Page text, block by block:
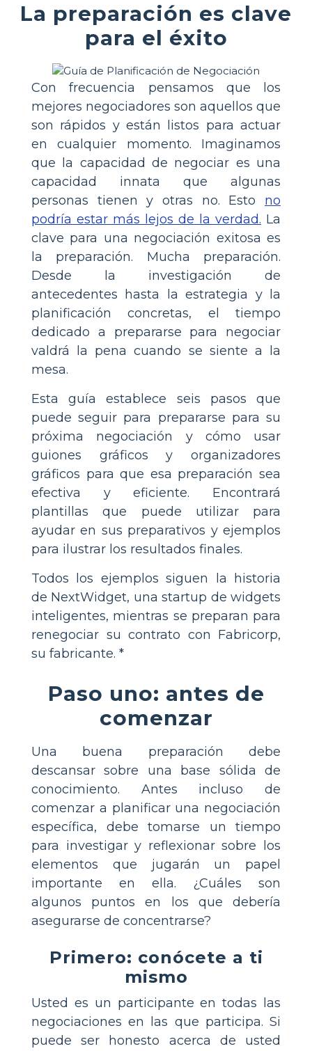
La preparación es clave
para el éxito
Con frecuencia pensamos que los
mejores negociadores son aquellos que
son rápidos y están listos para actuar
en cualquier momento. Imaginamos
que la capacidad de negociar es una
capacidad innata que algunas
personas tienen y otras no. Esto no
podría estar más lejos de la verdad. La
clave para una negociación exitosa es
la preparación. Mucha preparación.
Desde la investigación de
antecedentes hasta la estrategia y la
planificación concretas, el tiempo
dedicado a prepararse para negociar
valdrá la pena cuando se siente a la
mesa.
Esta guía establece seis pasos que
puede seguir para prepararse para su
próxima negociación y cómo usar
guiones gráficos y organizadores
gráficos para que esa preparación sea
efectiva y eficiente. Encontrará
plantillas que puede utilizar para
ayudar en sus preparativos y ejemplos
para ilustrar los resultados finales.
Todos los ejemplos siguen la historia
de NextWidget, una startup de widgets
inteligentes, mientras se preparan para
renegociar su contrato con Fabricorp,
su fabricante. *
Paso uno: antes de
comenzar
Una buena preparación debe
descansar sobre una base sólida de
conocimiento. Antes incluso de
comenzar a planificar una negociación
específica, debe tomarse un tiempo
para investigar y reflexionar sobre los
elementos que jugarán un papel
importante en ella. ¿Cuáles son
algunos puntos en los que debería
asegurarse de concentrarse?
Primero: conócete a ti
mismo
Usted es un participante en todas las
negociaciones en las que participa. Si
puede ser honesto acerca de usted